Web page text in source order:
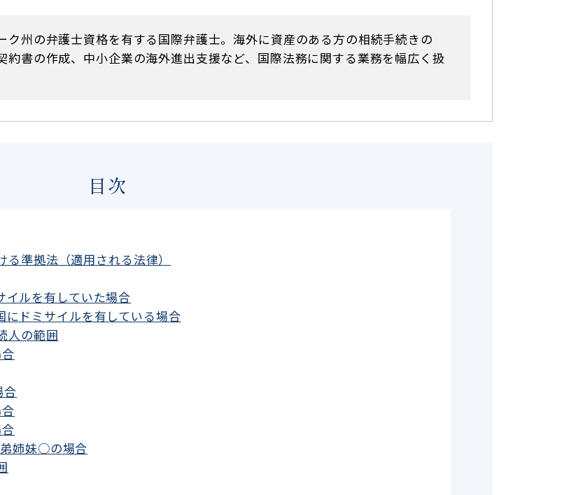
州の弁護士資格を有する国際弁護士。海外に資産のある方の相続手続きの
書の作成、中小企業の海外進出支援など、国際法務に関する業務を幅広く扱
目次
準拠法（適用される法律）
ルを有していた場合
ドミサイルを有している場合
人の範囲
姉妹○の場合